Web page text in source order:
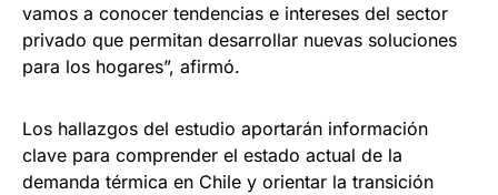
vamos a conocer tendencias e intereses del sector
privado que permitan desarrollar nuevas soluciones
para los hogares”, afirmó.
Los hallazgos del estudio aportarán información
clave para comprender el estado actual de la
demanda térmica en Chile y orientar la transición